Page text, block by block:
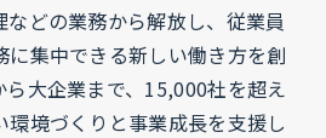
どの業務から解放し、従業員
に集中できる新しい働き方を創
大企業まで、15,000社を超え
環境づくりと事業成長を支援し